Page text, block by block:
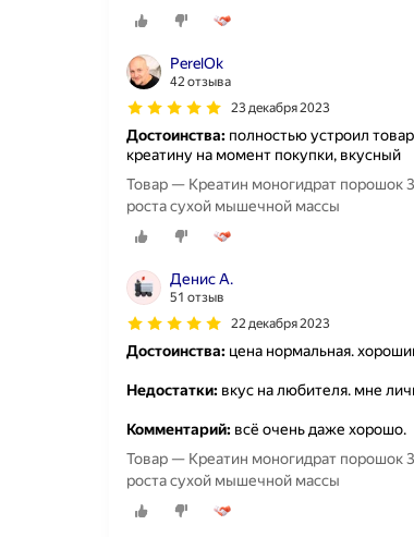
PerelOk
42 отзыва
23 декабря 2023
Достоинства: полностью устроил
креатину на момент покупки, вкусный
Товар — Креатин моногидрат порошок
роста сухой мышечной массы
Денис А.
51 отзыв
22 декабря 2023
Достоинства: цена нормальная.
Недостатки: вкус на любителя. мне
Комментарий: всё очень даже хорошо.
Товар — Креатин моногидрат порошок
роста сухой мышечной массы